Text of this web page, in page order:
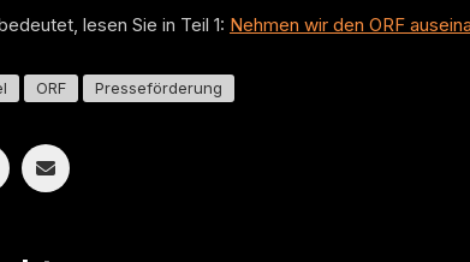
lesen Sie in Teil 1: Nehmen wir den ORF
ORF Presseförderung